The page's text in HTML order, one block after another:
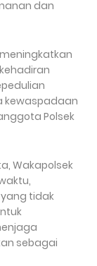
dan
kewaspadaan
Polsek
Wakapolsek
tidak
sebagai